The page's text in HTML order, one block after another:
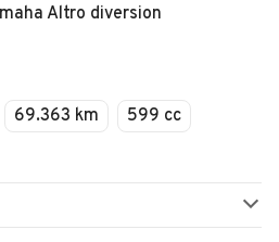
Altro diversion
69.363 km
599 cc